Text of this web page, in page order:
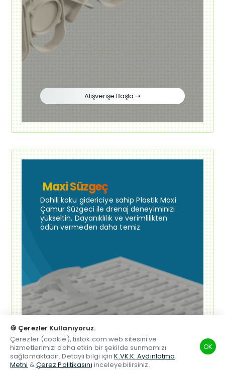
TSM Hesabım Whatsapp Telefon Beğenilen
🍪 Çerezler Kullanıyoruz.
Çerezler (cookie), tistok.com web sitesini ve
hizmetlerimizi daha etkin bir şekilde sunmamızı
sağlamaktadır. Detaylı bilgi içinK.VK.K. Aydınlatma
Metni &Çerez Politikasını inceleyebilirsiniz.
OK
Alışverişe Başla ➝
Maxi Süzgeç
Dahili koku gidericiye sahip Plastik Maxi
Çamur Süzgeci ile drenaj deneyiminizi
yükseltin. Dayanıklılık ve verimlilikten
ödün vermeden daha temiz